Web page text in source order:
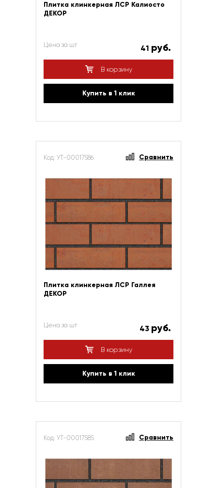
Плитка клинкерная ЛСР Калиосто
ДЕКОР
Цена за шт 41 руб.
В корзину
Купить в 1 клик
Код: УТ-00017586 Сравнить
Плитка клинкерная ЛСР Галлея
ДЕКОР
Цена за шт 43 руб.
В корзину
Купить в 1 клик
Код: УТ-00017585 Сравнить